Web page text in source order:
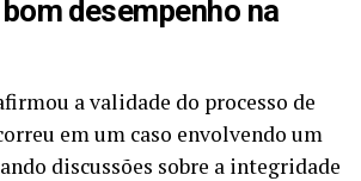
desempenho na
a validade do processo de
em um caso envolvendo um
discussões sobre a integridade